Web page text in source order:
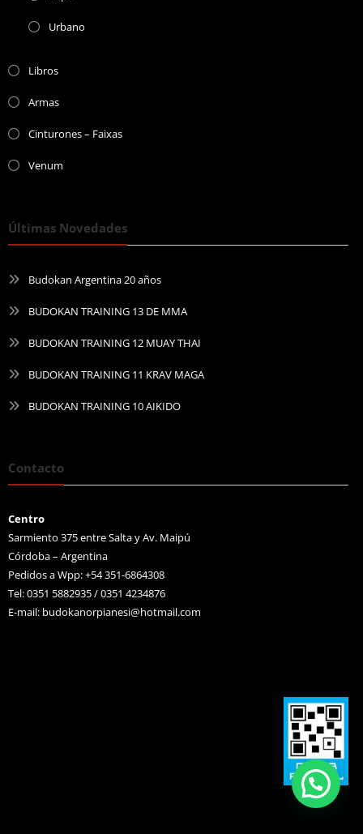
Urbano
Libros
Armas
Cinturones – Faixas
Venum
Últimas Novedades
Budokan Argentina 20 años
BUDOKAN TRAINING 13 DE MMA
BUDOKAN TRAINING 12 MUAY THAI
BUDOKAN TRAINING 11 KRAV MAGA
BUDOKAN TRAINING 10 AIKIDO
Contacto
Centro
Sarmiento 375 entre Salta y Av. Maipú
Córdoba – Argentina
Pedidos a Wpp: +54 351-6864308
Tel: 0351 5882935 / 0351 4234876
E-mail: budokanorpianesi@hotmail.com